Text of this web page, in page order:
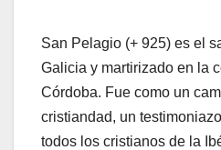
San Pelagio (+ 925) es el
Galicia y martirizado en la
Córdoba. Fue como un
cristiandad, un
todos los cristianos de la